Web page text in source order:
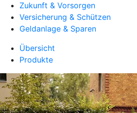
Zukunft & Vorsorgen
Versicherung & Schützen
Geldanlage & Sparen
Übersicht
Produkte